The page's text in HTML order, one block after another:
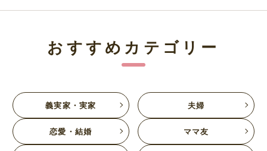
おすすめカテゴリー
義実家・実家 夫婦
恋愛・結婚 ママ友